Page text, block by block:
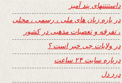
داستنتنهای پند آمیز
در باره زبان های ملی ، رسمی ، محلی
، تفرقه و تعصبات مذهبی در کشور
در ولایات چی خبر است ؟
درباره سایت ۲۴ ساعت
درد دل